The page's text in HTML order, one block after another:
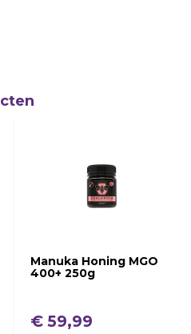
Manuka Honing MGO
400+ 250g
€ 59,99